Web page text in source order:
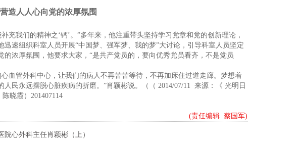
营造人人心向党的浓厚氛围
我们的精神之‘钙’。”多年来，他注重带头坚持学习党章和党的创新理论，
速组织科室人员开展“中国梦、强军梦、我的梦”大讨论，引导科室人员坚定
浓厚氛围，他要求大家，“是共产党员的，要向优秀党员看齐，不是党员
血管外科中心，让我们的病人不再苦苦等待，不再加床住过道走廊。梦想着
民永远摆脱心脏疾病的折磨。”肖颖彬说。（（ 2014/07/11 来源：《 光明日
晓霞）201407114
(责任编辑 蔡国军)
心外科主任肖颖彬（上）